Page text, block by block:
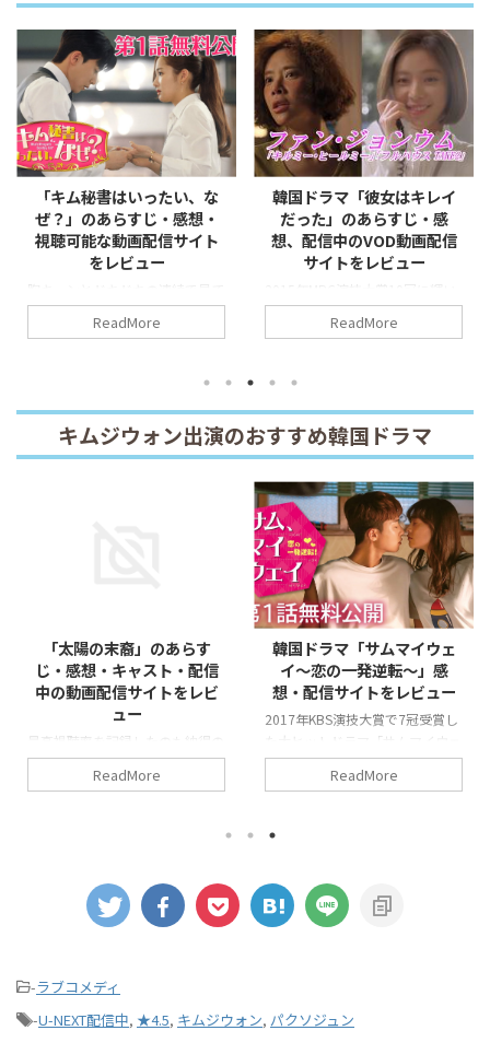
「キム秘書はいったい、な
ぜ？」のあらすじ・感想・
視聴可能な動画配信サイト
をレビュー
胸キュンとドキドキの連続で見て
いるとヒロインの気分になれます
と“新ラブコメ女王”パク・ミニョ
ReadMore
韓国ドラマ「彼女はキレイ
だった」のあらすじ・感
想、配信中のVOD動画配信
サイトをレビュー
た話題のドラマを詳しく紹介して
ReadMore
キムジウォン出演のおすすめ韓国ドラマ
「太陽の末裔」のあらす
じ・感想・キャスト・配信
中の動画配信サイトをレビ
ュー
最高視聴率を記録したのも納得の
ドラマ！「太陽の末裔」を詳しく
紹介！ハラハラドキドキと甘いセ
ReadMore
韓国ドラマ「サムマイウェ
イ～恋の一発逆転～」感
想・配信サイトをレビュー
2017年KBS演技大賞で7冠受賞し
た大ヒットドラマ「サムマイウェ
イ」の感想・無料で視聴可能な動
画配信サイトをレビューしてま
ReadMore
-ラブコメディ
-U-NEXT配信中, ★4.5, キムジウォン, パクソジュン